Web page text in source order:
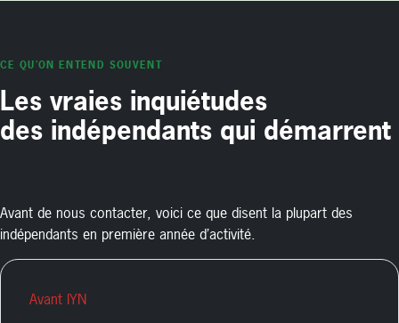
CE QU’ON ENTEND SOUVENT
Les vraies inquiétudes
des indépendants qui démarrent
Avant de nous contacter, voici ce que disent la plupart des
indépendants en première année d’activité.
Avant IYN